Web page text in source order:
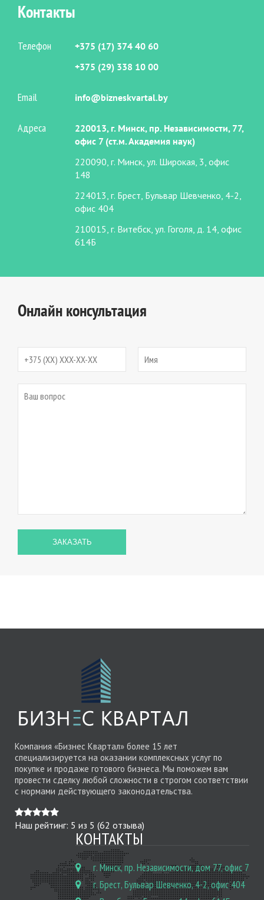
Онлайн консультация
Контакты
Телефон
+375 (17) 374 40 60
+375 (29) 338 10 00
Email info@bizneskvartal.by
Адреса
220013, г. Минск, пр. Независимости, 77,
офис 7 (ст.м. Академия наук)
220090, г. Минск, ул. Широкая, 3, офис
148
224013, г. Брест, Бульвар Шевченко, 4-2,
офис 404
210015, г. Витебск, ул. Гоголя, д. 14, офис
614Б
Компания «Бизнес Квартал» более 15 лет
специализируется на оказании комплексных услуг по
покупке и продаже готового бизнеса. Мы поможем вам
провести сделку любой сложности в строгом соответствии
с нормами действующего законодательства.
Наш рейтинг: 5 из 5 (62 отзыва)
КОНТАКТЫ
г. Минск, пр. Независимости, дом 77, офис 7
г. Брест, Бульвар Шевченко, 4-2, офис 404